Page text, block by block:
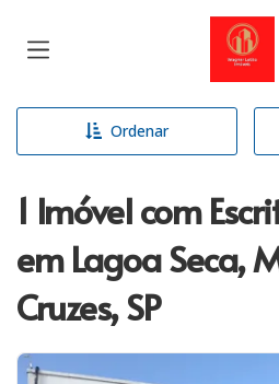
Ordenar
1 Imóvel com
em Lagoa Seca,
Cruzes, SP